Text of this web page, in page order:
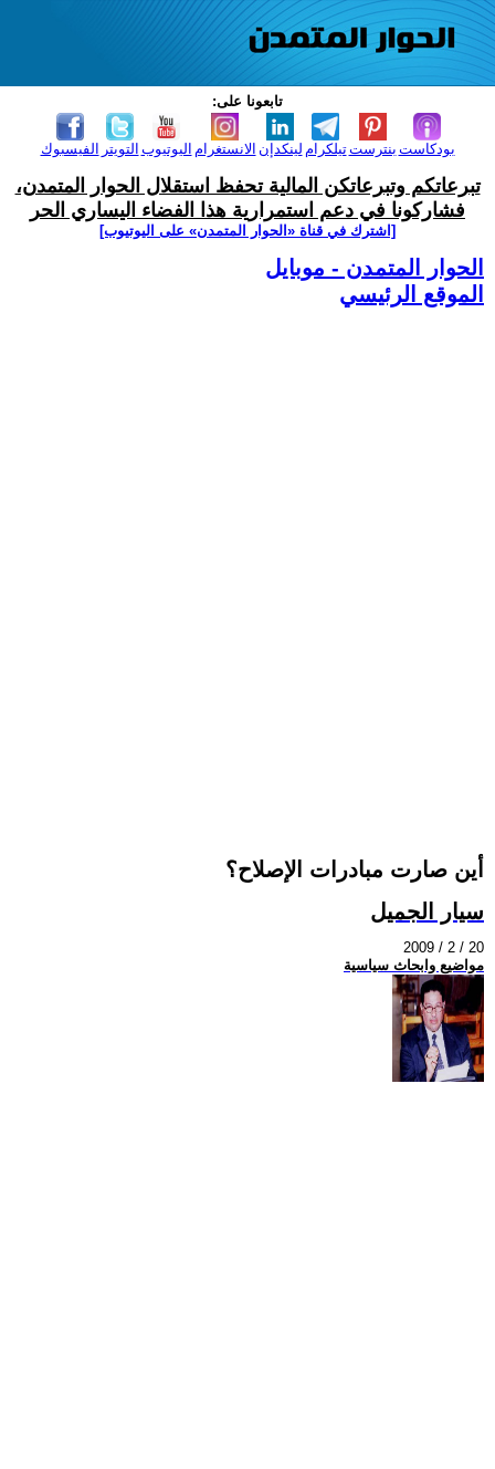
تابعونا على:
الفيسبوك التويتر اليوتيوب الانستغرام لينكدإن تيلكرامبنترست بودكاست
تبرعاتكم وتبرعاتكن المالية تحفظ استقلال الحوار المتمدن،
فشاركونا في دعم استمرارية هذا الفضاء اليساري الحر
[اشترك في قناة ‫«الحوار المتمدن» على اليوتيوب]
الحوار المتمدن - موبايل
الموقع الرئيسي
أين صارت مبادرات الإصلاح؟
سيار الجميل
2009 / 2 / 20
مواضيع وابحاث سياسية